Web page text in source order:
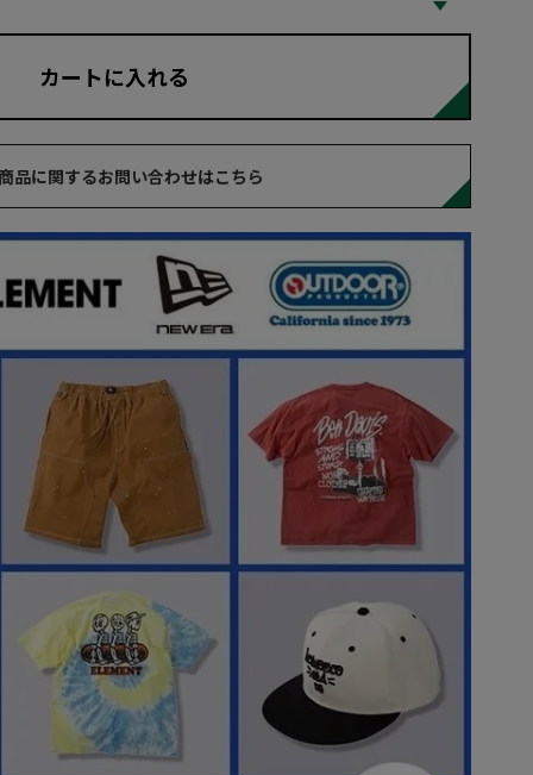
カートに入れる
品に関するお問い合わせはこちら